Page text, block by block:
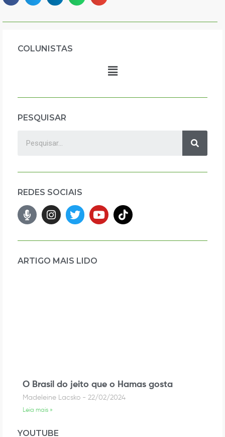
COLUNISTAS
PESQUISAR
REDES SOCIAIS
ARTIGO MAIS LIDO
O Brasil do jeito que o Hamas gosta
Madeleine Lacsko 22/02/2024
Leia mais »
YOUTUBE